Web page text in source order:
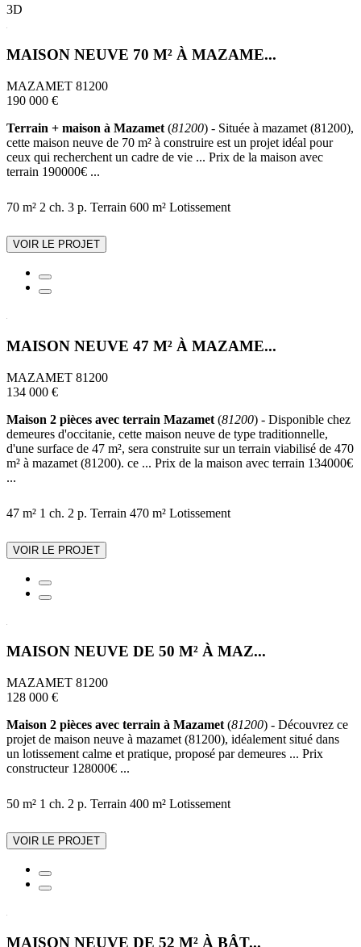
3D
MAISON NEUVE 70 M² À MAZAME...
MAZAMET 81200
190 000 €
Terrain + maison à Mazamet (81200) - Située à mazamet (81200),
cette maison neuve de 70 m² à construire est un projet idéal pour
ceux qui recherchent un cadre de vie ... Prix de la maison avec
terrain 190000€ ...
70 m² 2 ch. 3 p. Terrain 600 m² Lotissement
VOIR LE PROJET
MAISON NEUVE 47 M² À MAZAME...
MAZAMET 81200
134 000 €
Maison 2 pièces avec terrain Mazamet (81200) - Disponible chez
demeures d'occitanie, cette maison neuve de type traditionnelle,
d'une surface de 47 m², sera construite sur un terrain viabilisé de 470
m² à mazamet (81200). ce ... Prix de la maison avec terrain 134000€
...
47 m² 1 ch. 2 p. Terrain 470 m² Lotissement
VOIR LE PROJET
MAISON NEUVE DE 50 M² À MAZ...
MAZAMET 81200
128 000 €
Maison 2 pièces avec terrain à Mazamet (81200) - Découvrez ce
projet de maison neuve à mazamet (81200), idéalement situé dans
un lotissement calme et pratique, proposé par demeures ... Prix
constructeur 128000€ ...
50 m² 1 ch. 2 p. Terrain 400 m² Lotissement
VOIR LE PROJET
MAISON NEUVE DE 52 M² À BÂT...